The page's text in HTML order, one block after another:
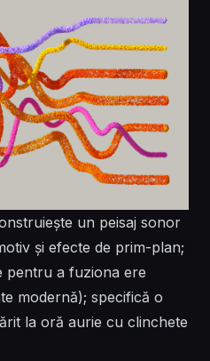
un peisaj sonor
și efecte de prim-plan;
pentru a fuziona ere
modernă); specifică o
la oră aurie cu clinchete